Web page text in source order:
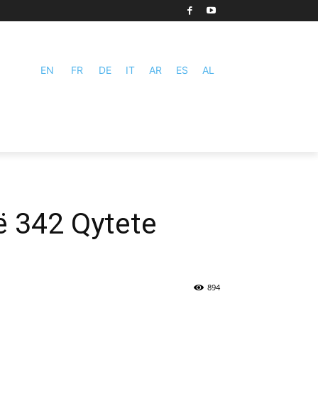
EN FR DE IT AR ES AL
342 Qytete
894